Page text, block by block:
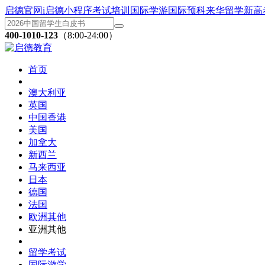
启德官网i启德小程序考试培训 国际学游国际预科来华留学新高
400-1010-123 （8:00-24:00）
首页
澳大利亚
英国
中国香港
美国
加拿大
新西兰
马来西亚
日本
德国
法国
欧洲其他
亚洲其他
留学考试